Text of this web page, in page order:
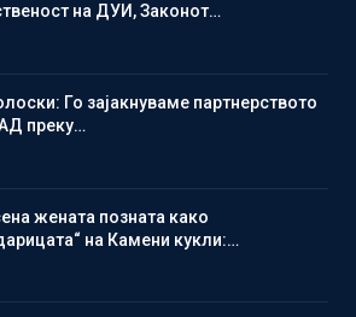
на ДУИ, Законот…
Го зајакнуваме партнерството
преку…
жената позната како
на Камени кукли:…